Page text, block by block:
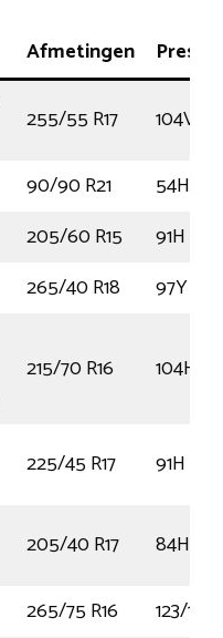
Afmetingen
255/55 R17
104V
90/90 R21
54H
205/60 R15
91H
265/40 R18 97Y
215/70 R16 104H
225/45 R17 91H
205/40 R17
84H
265/75 R16
123/